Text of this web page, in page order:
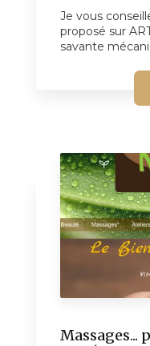
Je vous
proposé sur
savante
Massages...